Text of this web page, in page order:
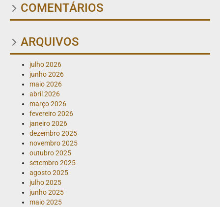
COMENTÁRIOS
ARQUIVOS
julho 2026
junho 2026
maio 2026
abril 2026
março 2026
fevereiro 2026
janeiro 2026
dezembro 2025
novembro 2025
outubro 2025
setembro 2025
agosto 2025
julho 2025
junho 2025
maio 2025